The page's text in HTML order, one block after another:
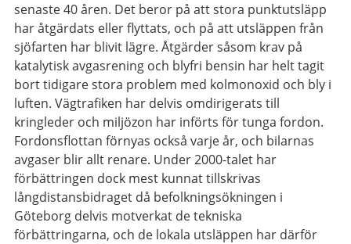
senaste 40 åren. Det beror på att stora punktutsläpp
har åtgärdats eller flyttats, och på att utsläppen från
sjöfarten har blivit lägre. Åtgärder såsom krav på
katalytisk avgasrening och blyfri bensin har helt tagit
bort tidigare stora problem med kolmonoxid och bly i
luften. Vägtrafiken har delvis omdirigerats till
kringleder och miljözon har införts för tunga fordon.
Fordonsflottan förnyas också varje år, och bilarnas
avgaser blir allt renare. Under 2000-talet har
förbättringen dock mest kunnat tillskrivas
långdistansbidraget då befolkningsökningen i
Göteborg delvis motverkat de tekniska
förbättringarna, och de lokala utsläppen har därför